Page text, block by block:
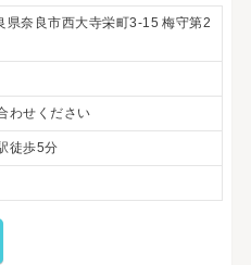
県奈良市西大寺栄町3-15 梅守第2
わせください
徒歩5分